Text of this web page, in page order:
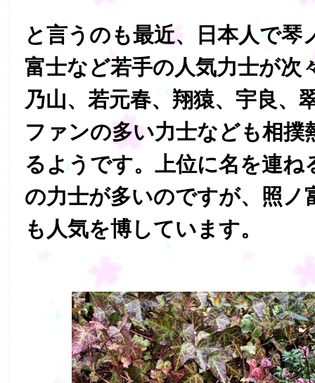
と言うのも最近、日本人で琴
富士など若手の人気力士が次
乃山、若元春、翔猿、宇良、
ファンの多い力士なども相撲
るようです。上位に名を連ね
の力士が多いのですが、照ノ
も人気を博しています。